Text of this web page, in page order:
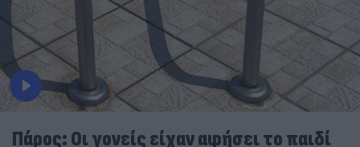
Πάρος: Οι γονείς είχαν αφήσει το παιδί